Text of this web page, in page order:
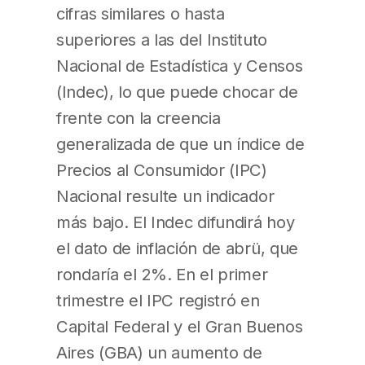
cifras similares o hasta
superiores a las del Instituto
Nacional de Estadística y Censos
(Indec), lo que puede chocar de
frente con la creencia
generalizada de que un índice de
Precios al Consumidor (IPC)
Nacional resulte un indicador
más bajo. El Indec difundirá hoy
el dato de inflación de abrü, que
rondaría el 2%. En el primer
trimestre el IPC registró en
Capital Federal y el Gran Buenos
Aires (GBA) un aumento de